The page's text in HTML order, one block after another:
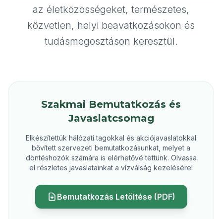
az életközösségeket, természetes,
közvetlen, helyi beavatkozásokon és
tudásmegosztáson keresztül.
Szakmai Bemutatkozás és
Javaslatcsomag
Elkészítettük hálózati tagokkal és akciójavaslatokkal
bővített szervezeti bemutatkozásunkat, melyet a
döntéshozók számára is elérhetővé tettünk. Olvassa
el részletes javaslatainkat a vízválság kezelésére!
Bemutatkozás Letöltése (PDF)